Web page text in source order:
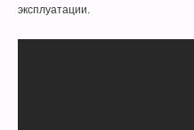
эксплуатации.